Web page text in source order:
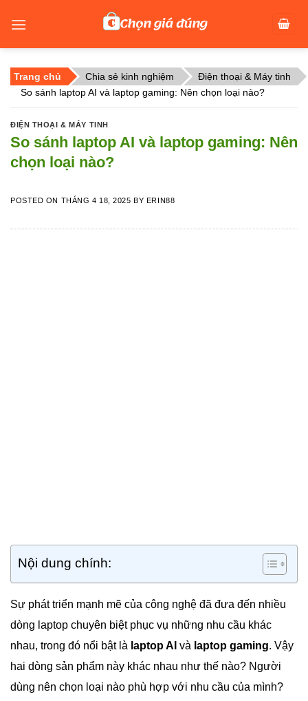
Trang chủ Chia sẻ kinh nghiệm
Điện thoại & Máy tinh
So sánh laptop AI và laptop gaming: Nên chọn loại nào?
ĐIỆN THOẠI & MÁY TINH
So sánh laptop AI và laptop gaming: Nên
chọn loại nào?
POSTED ON THÁNG 4 18, 2025 BY ERIN88
Nội dung chính:
Sự phát triển mạnh mẽ của công nghệ đã đưa đến nhiều
dòng laptop chuyên biệt phục vụ những nhu cầu khác
nhau, trong đó nổi bật là laptop AI và laptop gaming. Vậy
hai dòng sản phẩm này khác nhau như thế nào? Người
dùng nên chọn loại nào phù hợp với nhu cầu của mình?